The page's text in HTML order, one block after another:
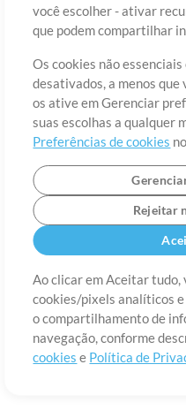
você escolher - ativar
que podem compartilhar
Os cookies não
desativados, a menos
os ative em Gerenciar
suas escolhas a qualquer
Preferências de cookies
Rejeitar
Ao clicar em Aceitar tudo,
cookies/pixels analíticos
o compartilhamento de
navegação, conforme
cookies e Política de
Termos de Uso
©2006-2026 por MultiTracks